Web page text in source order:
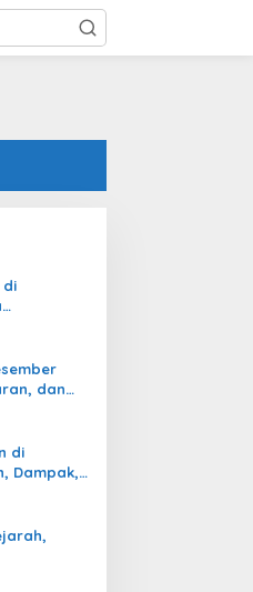
di
dan
di
Dampak,
ke-4